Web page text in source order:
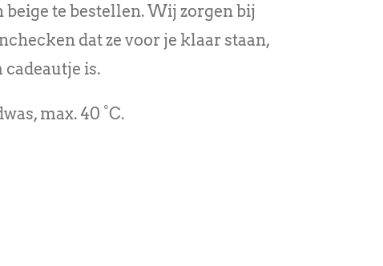
te bestellen. Wij zorgen bij
dat ze voor je klaar staan,
cadeautje is.
max. 40 °C.